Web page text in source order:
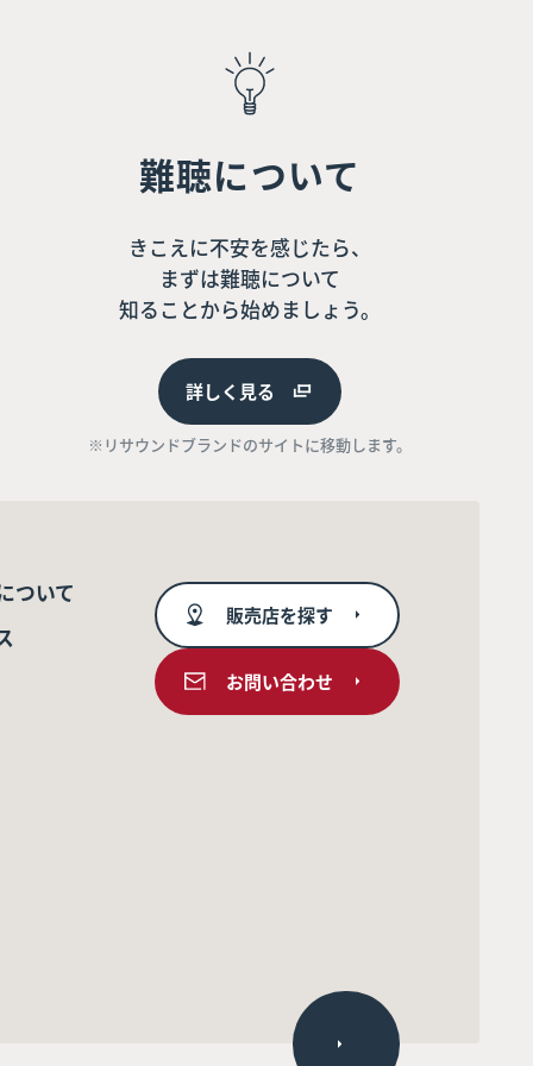
難聴について
きこえに不安を感じたら、
まずは難聴について
知ることから始めましょう。
詳しく見る
※リサウンドブランドのサイトに移動します。
ついて
販売店を探す
お問い合わせ